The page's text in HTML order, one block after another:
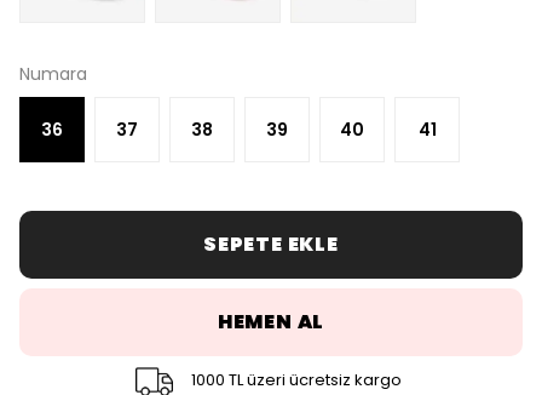
Numara
36 37 38 39 40 41
SEPETE EKLE
HEMEN AL
1000 TL üzeri ücretsiz kargo